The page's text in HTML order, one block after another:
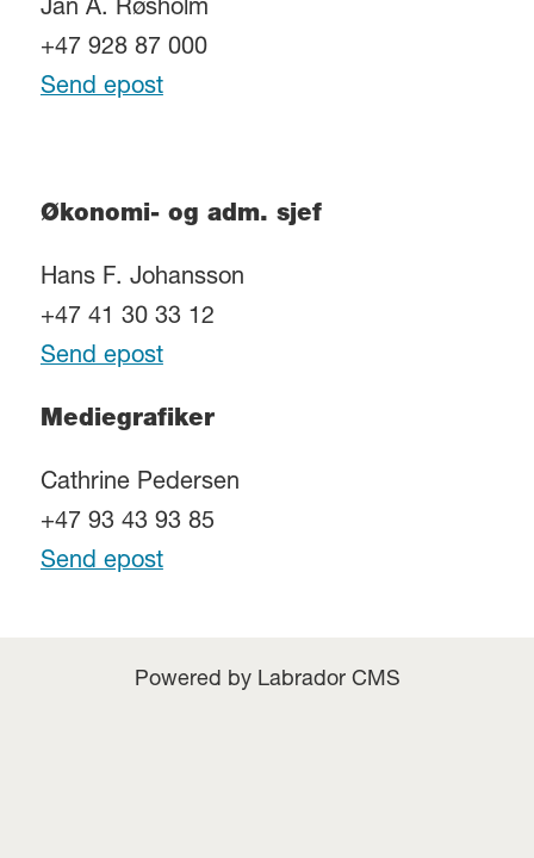
Jan A. Røsholm
+47 928 87 000
Send epost
Økonomi- og adm. sjef
Hans F. Johansson
+47 41 30 33 12
Send epost
Mediegrafiker
Cathrine Pedersen
+47 93 43 93 85
Send epost
Powered by Labrador CMS